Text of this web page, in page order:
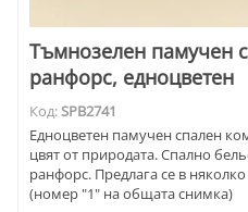
Тъмнозелен памучен
ранфорс, едноцветен
Код:SPB2741
Едноцветен памучен спален
цвят от природата. Спално
ранфорс. Предлага се в
(номер "1" на общата снимка)